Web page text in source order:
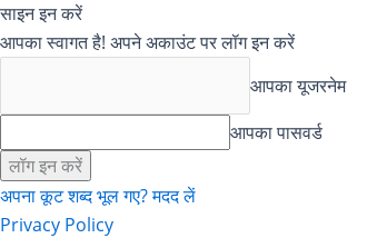
साइन इन करें
आपका स्वागत है! अपने अकाउंट पर लॉग इन करें
आपका यूजरनेम
आपका पासवर्ड
अपना कूट शब्द भूल गए? मदद लें
Privacy Policy